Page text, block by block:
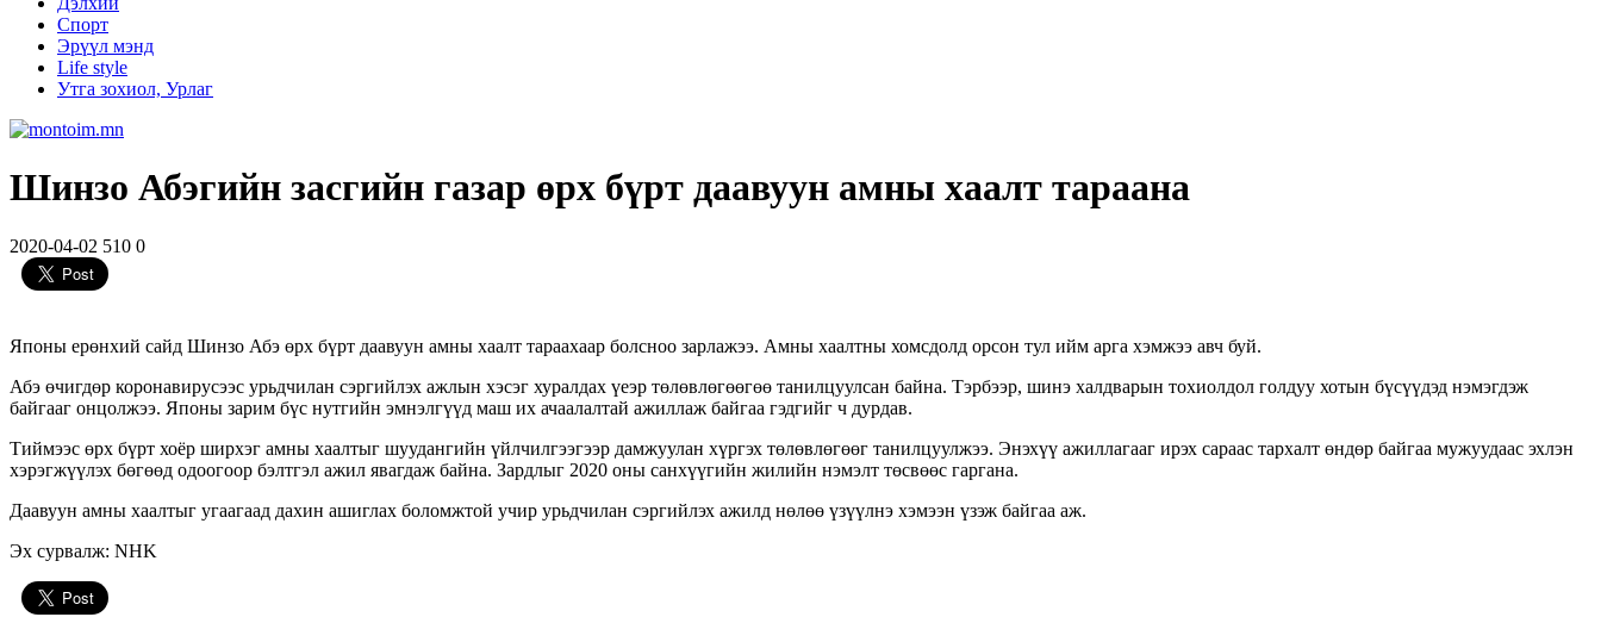
Спорт
Эрүүл мэнд
Life style
Утга зохиол, Урлаг
Шинзо Абэгийн засгийн газар өрх бүрт даавуун амны хаалт тараана
2020-04-02 510 0
Японы ерөнхий сайд Шинзо Абэ өрх бүрт даавуун амны хаалт тараахаар болсноо зарлажээ. Амны хаалтны хомсдолд орсон тул ийм арга хэмжээ авч буй.
Абэ өчигдөр коронавирусээс урьдчилан сэргийлэх ажлын хэсэг хуралдах үеэр төлөвлөгөөгөө танилцуулсан байна. Тэрбээр, шинэ халдварын тохиолдол голдуу хотын бүсүүдэд нэмэгдэж
байгааг онцолжээ. Японы зарим бүс нутгийн эмнэлгүүд маш их ачаалалтай ажиллаж байгаа гэдгийг ч дурдав.
Тиймээс өрх бүрт хоёр ширхэг амны хаалтыг шуудангийн үйлчилгээгээр дамжуулан хүргэх төлөвлөгөөг танилцуулжээ. Энэхүү ажиллагааг ирэх сараас тархалт өндөр байгаа мужуудаас эхлэн
хэрэгжүүлэх бөгөөд одоогоор бэлтгэл ажил явагдаж байна. Зардлыг 2020 оны санхүүгийн жилийн нэмэлт төсвөөс гаргана.
Даавуун амны хаалтыг угаагаад дахин ашиглах боломжтой учир урьдчилан сэргийлэх ажилд нөлөө үзүүлнэ хэмээн үзэж байгаа аж.
Эх сурвалж: NHK